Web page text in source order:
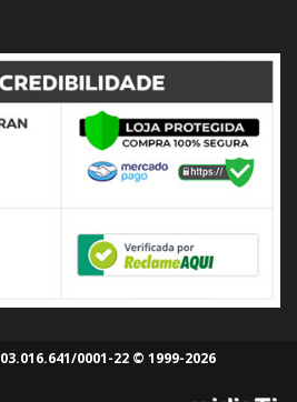
03.016.641/0001-22 © 1999-2026